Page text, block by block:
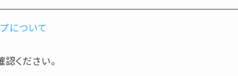
について
ください。